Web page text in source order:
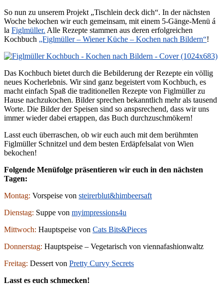
So nun zu unserem Projekt „Tischlein deck dich“. In der nächsten
Woche bekochen wir euch gemeinsam, mit einem 5-Gänge-Menü á
la Figlmüller. Alle Rezepte stammen aus deren erfolgreichen
Kochbuch „Figlmüller – Wiener Küche – Kochen nach Bildern“!
Das Kochbuch bietet durch die Bebilderung der Rezepte ein völlig
neues Kocherlebnis. Wir sind ganz begeistert vom Kochbuch, es
macht einfach Spaß die traditionellen Rezepte von Figlmüller zu
Hause nachzukochen. Bilder sprechen bekanntlich mehr als tausend
Worte. Die Bilder der Speisen sind so anspsrechend, dass wir uns
immer wieder dabei ertappen, das Buch durchzuschmökern!
Lasst euch überraschen, ob wir euch auch mit dem berühmten
Figlmüller Schnitzel und dem besten Erdäpfelsalat von Wien
bekochen!
Folgende Menüfolge präsentieren wir euch in den nächsten
Tagen:
Montag: Vorspeise von steirerblut&himbeersaft
Dienstag: Suppe von myimpressions4u
Mittwoch: Hauptspeise von Cats Bits&Pieces
Donnerstag: Hauptspeise – Vegetarisch von viennafashionwaltz
Freitag: Dessert von Pretty Curvy Secrets
Lasst es euch schmecken!